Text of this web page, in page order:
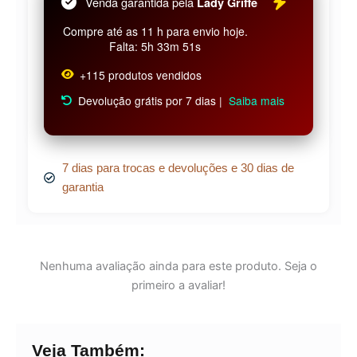
Compre até as 11 h para envio hoje.
Falta: 5h 33m 51s
+115 produtos vendidos
Devolução grátis por 7 dias | Saiba mais
7 dias para trocas e devoluções e 30 dias de
garantia
Nenhuma avaliação ainda para este produto. Seja o
primeiro a avaliar!
Veja Também: